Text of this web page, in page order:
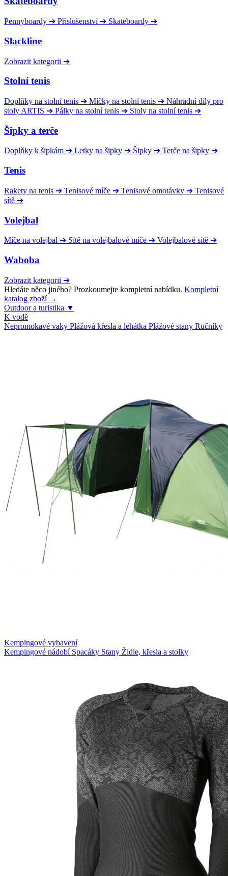
Pennyboardy ➔ Příslušenství ➔ Skateboardy ➔
Slackline
Zobrazit kategorii ➔
Stolní tenis
Doplňky na stolní tenis ➔ Míčky na stolní tenis ➔ Náhradní díly pro
stoly ARTIS ➔ Pálky na stolní tenis ➔ Stoly na stolní tenis ➔
Šipky a terče
Doplňky k šipkám ➔ Letky na šipky ➔ Šipky ➔ Terče na šipky ➔
Tenis
Rakety na tenis ➔ Tenisové míče ➔ Tenisové omotávky ➔ Tenisové
sítě ➔
Volejbal
Míče na volejbal ➔ Sítě na volejbalové míče ➔ Volejbalové sítě ➔
Waboba
Zobrazit kategorii ➔
Hledáte něco jiného? Prozkoumejte kompletní nabídku. Kompletní
katalog zboží →
Outdoor a turistika ▼
K vodě
Nepromokavé vaky Plážová křesla a lehátka Plážové stany Ručníky
Kempingové vybavení
Kempingové nádobí Spacáky Stany Židle, křesla a stolky